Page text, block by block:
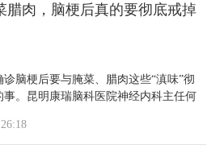
腊肉，脑梗后真的要彻底戒掉
脑梗后要与腌菜、腊肉这些“滇味”彻
。昆明康瑞脑科医院神经内科主任何